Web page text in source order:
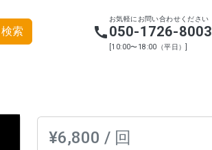
call
お気軽にお問い合わせください
050-1726-8003
[10:00〜18:00（平日）]
¥6,800 / 回